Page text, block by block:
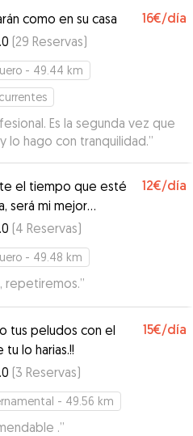
como en su casa 16€/día
(29 Reservas)
- 49.44 km
Es la segunda vez que
lo hago con tranquilidad.”
el tiempo que esté
será mi mejor
12€/día
(4 Reservas)
- 49.48 km
repetiremos.”
tus peludos con el
lo harias.!!
15€/día
(3 Reservas)
- 49.56 km
.”